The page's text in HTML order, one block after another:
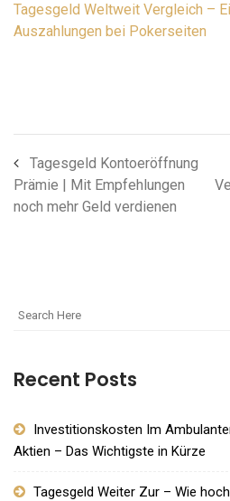
Tagesgeld Weltweit Vergleich –
Auszahlungen bei Pokerseiten
Tagesgeld Kontoeröffnung
Prämie | Mit Empfehlungen
noch mehr Geld verdienen
Recent Posts
Investitionskosten Im
Aktien – Das Wichtigste in Kürze
Tagesgeld Weiter Zur – Wie